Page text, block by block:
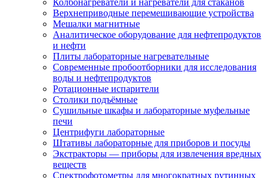
Колбонагреватели и нагреватели для стаканов
Верхнеприводные перемешивающие устройства
Мешалки магнитные
Аналитическое оборудование для нефтепродуктов
и нефти
Плиты лабораторные нагревательные
Современные пробоотборники для исследования
воды и нефтепродуктов
Ротационные испарители
Столики подъёмные
Сушильные шкафы и лабораторные муфельные
печи
Центрифуги лабораторные
Штативы лабораторные для приборов и посуды
Экстракторы — приборы для извлечения вредных
веществ
Спектрофотометры для многократных рутинных